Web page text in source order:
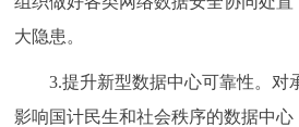
大隐患。
3.提升新型数据中心可靠性。对
影响国计民生和社会秩序的数据中